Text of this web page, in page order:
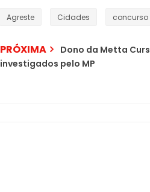
Agreste Cidades concurso
PRÓXIMA
Dono da Metta
investigados pelo MP